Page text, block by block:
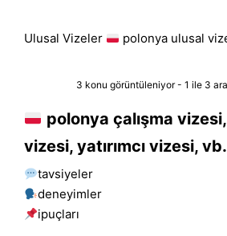
Ulusal Vizeler polonya ulusal
3 konu görüntüleniyor - 1 ile 3
polonya çalışma
vizesi, yatırımcı vizesi, vb.
tavsiyeler
deneyimler
i̇puçları